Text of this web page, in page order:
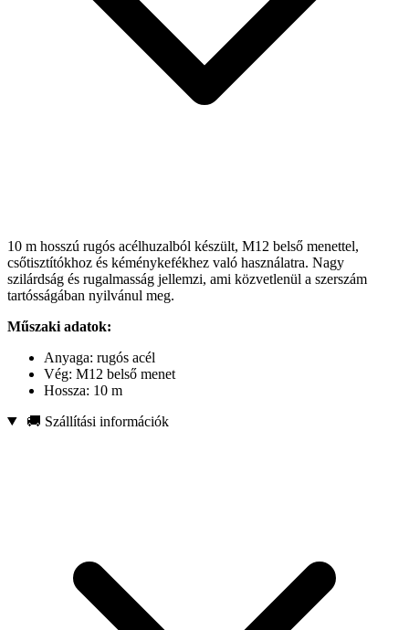
10 m hosszú rugós acélhuzalból készült, M12 belső menettel,
csőtisztítókhoz és kéménykefékhez való használatra. Nagy
szilárdság és rugalmasság jellemzi, ami közvetlenül a szerszám
tartósságában nyilvánul meg.
Műszaki adatok:
Anyaga: rugós acél
Vég: M12 belső menet
Hossza: 10 m
🚚 Szállítási információk